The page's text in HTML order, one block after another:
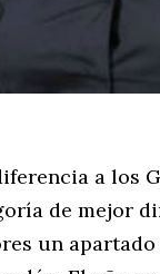
a los
de mejor
un